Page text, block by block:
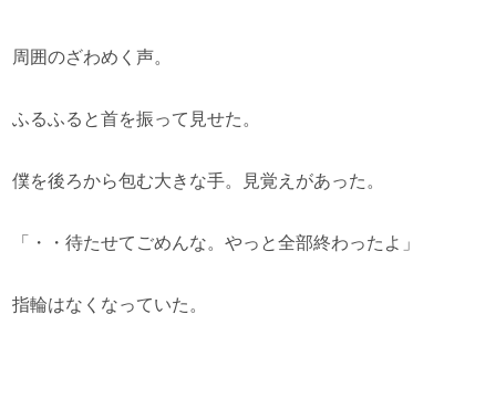
周囲のざわめく声。
ふるふると首を振って見せた。
僕を後ろから包む大きな手。見覚えがあった。
「・・待たせてごめんな。やっと全部終わったよ」
指輪はなくなっていた。